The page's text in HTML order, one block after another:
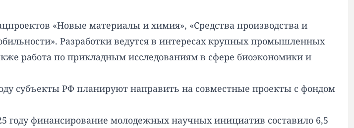
«Новые материалы и химия», «Средства производства и
Разработки ведутся в интересах крупных промышленных
работа по прикладным исследованиям в сфере биоэкономики и
субъекты РФ планируют направить на совместные проекты с фондом
году финансирование молодежных научных инициатив составило 6,5